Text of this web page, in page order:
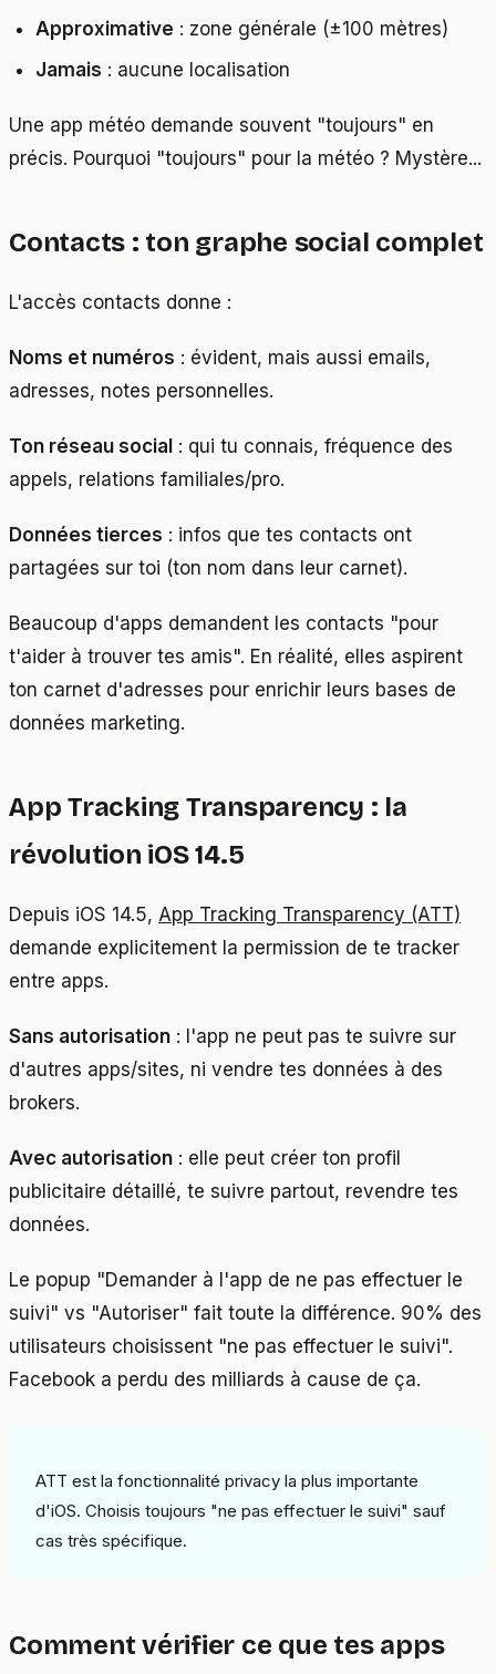
Approximative : zone générale (±100 mètres)
Jamais : aucune localisation
Une app météo demande souvent "toujours" en
précis. Pourquoi "toujours" pour la météo ? Mystère...
Contacts : ton graphe social complet
L'accès contacts donne :
Noms et numéros : évident, mais aussi emails,
adresses, notes personnelles.
Ton réseau social : qui tu connais, fréquence des
appels, relations familiales/pro.
Données tierces : infos que tes contacts ont
partagées sur toi (ton nom dans leur carnet).
Beaucoup d'apps demandent les contacts "pour
t'aider à trouver tes amis". En réalité, elles aspirent
ton carnet d'adresses pour enrichir leurs bases de
données marketing.
App Tracking Transparency : la
révolution iOS 14.5
Depuis iOS 14.5, App Tracking Transparency (ATT)
demande explicitement la permission de te tracker
entre apps.
Sans autorisation : l'app ne peut pas te suivre sur
d'autres apps/sites, ni vendre tes données à des
brokers.
Avec autorisation : elle peut créer ton profil
publicitaire détaillé, te suivre partout, revendre tes
données.
Le popup "Demander à l'app de ne pas effectuer le
suivi" vs "Autoriser" fait toute la différence. 90% des
utilisateurs choisissent "ne pas effectuer le suivi".
Facebook a perdu des milliards à cause de ça.
ATT est la fonctionnalité privacy la plus importante
d'iOS. Choisis toujours "ne pas effectuer le suivi" sauf
cas très spécifique.
Comment vérifier ce que tes apps